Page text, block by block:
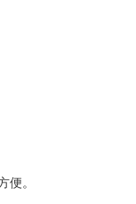
。